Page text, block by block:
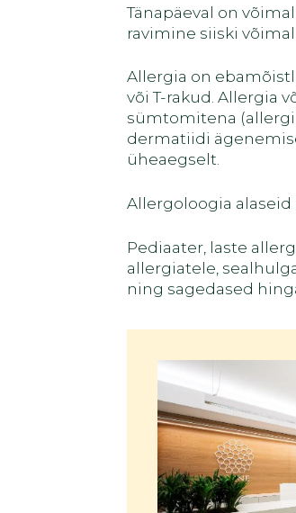
Tänapäeval on
ravimine siiski
Allergia on
või T-rakud. Allergia
sümtomitena
dermatiidi
üheaegselt.
Allergoloogia
Pediaater, laste
allergiatele,
ning sagedased